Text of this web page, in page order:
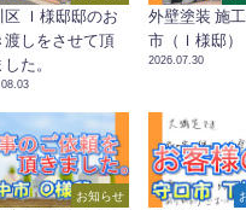
区 Ｉ様邸邸のお
渡しをさせて頂
した。
外壁塗装 施
市（Ｉ様邸）
2026.07.30
お知らせ